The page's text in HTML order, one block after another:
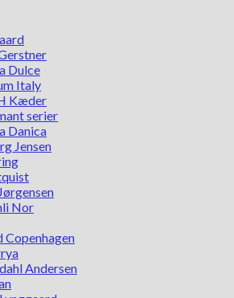
Dulce
Italy
Kæder
serier
Danica
Jensen
Nor
Copenhagen
Andersen